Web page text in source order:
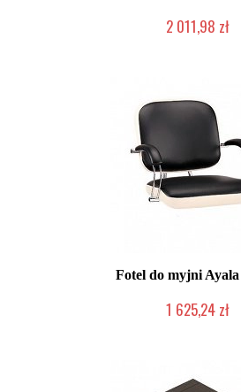
2 011,98 zł
Fotel do myjni
1 625,24 zł